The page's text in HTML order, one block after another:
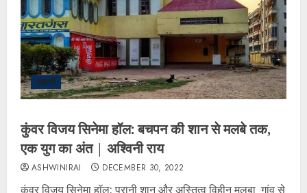
कहानी
कुंवर विजय सिनेमा हॉल: बचपन की शान से मलबे तक,
एक युग का अंत | अश्विनी राय
ASHWINIRAI DECEMBER 30, 2022
कुंवर विजय सिनेमा हॉल: पुरानी शान और अस्तित्व विहीन मलबा गांव से